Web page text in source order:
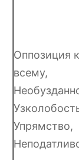
Оппозиция
всему,
Упрямство,